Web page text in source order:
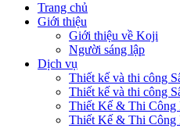
Trang chủ
Giới thiệu
Giới thiệu về Koji
Người sáng lập
Dịch vụ
Thiết kế và thi công
Thiết kế và thi công
Thiết Kế & Thi Công
Thiết Kế & Thi Công